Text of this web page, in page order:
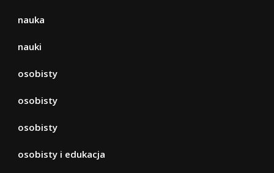
nauka
nauki
osobisty
osobisty
osobisty
osobisty i edukacja